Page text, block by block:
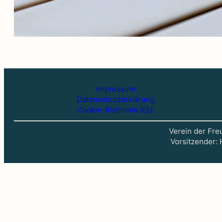
Impressum
Datenschutzerklärung
Cookie-Richtlinie (EU)
Verein der
Vorsitzender: